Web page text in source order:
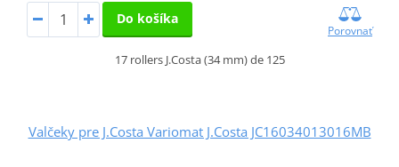
Do košíka
Porovnať
17 rollers J.Costa (34 mm) de 125
Valčeky pre J.Costa Variomat J.Costa JC16034013016MB